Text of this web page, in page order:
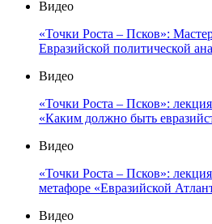
Видео
«Точки Роста – Псков»:
Евразийской политической
Видео
«Точки Роста – Псков»:
«Каким должно быть
Видео
«Точки Роста – Псков»:
метафоре «Евразийской
Видео